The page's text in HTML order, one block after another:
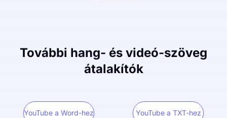
További hang- és videó-szöveg
átalakítók
YouTube a Word-hez YouTube a TXT-hez